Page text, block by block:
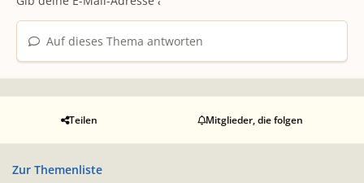
Auf dieses Thema antworten
Teilen Mitglieder, die folgen
Zur Themenliste